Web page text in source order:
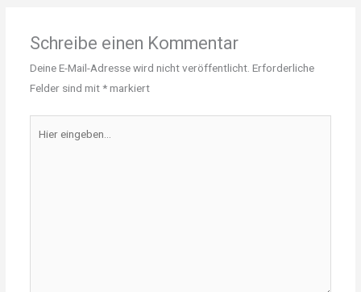
Schreibe einen Kommentar
Deine E-Mail-Adresse wird nicht veröffentlicht. Erforderliche
Felder sind mit*markiert
eingeben…